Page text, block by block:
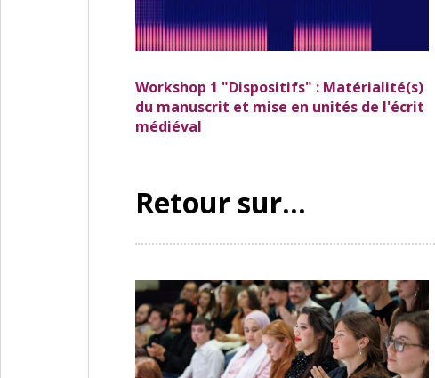
Workshop 1 "Dispositifs" : Matérialité(s)
du manuscrit et mise en unités de l'écrit
médiéval
Retour sur...